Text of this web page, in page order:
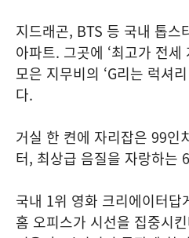
지드래곤, BTS 등 국내 톱스
아파트. 그곳에 ‘최고가 전세
모은 지무비의 ‘G리는 럭셔
다.
거실 한 켠에 자리잡은 99인
터, 최상급 음질을 자랑하는
국내 1위 영화 크리에이터답
홈 오피스가 시선을 집중시